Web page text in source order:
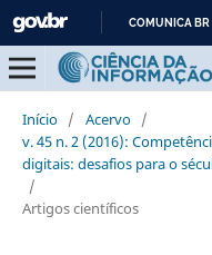
COMUNICA BR
Início / Acervo /
v. 45 n. 2 (2016):
digitais: desafios para o
/
Artigos científicos